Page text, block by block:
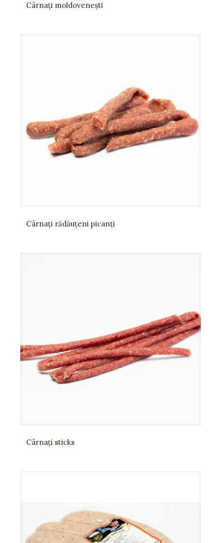
Cârnați moldovenești
Cârnați rădăuțeni picanți
Cârnați sticks